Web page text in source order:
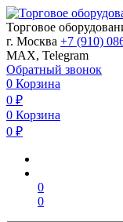
Торговое
г. Москва +7 (910)
MAX, Telegram
Обратный звонок
0 Корзина
0 ₽
0 Корзина
0 ₽
0
0